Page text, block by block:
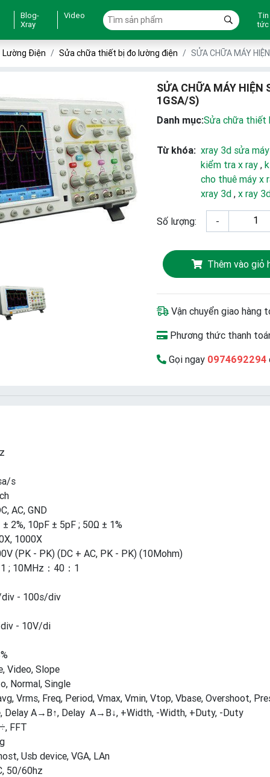
Blog-
Xray
Video
Tin
tức
Điện Sửa chữa thiết bị đo lường điện SỬA CHỮA MÁY
SỬA CHỮA MÁY HIỆN
1GSA/S)
Danh mục:Sửa chữa thiết
Từ khóa: xray 3d sửa
kiểm tra x ray,
cho thuê máy x
xray 3d, x ray
Số lượng: -
Thêm vào giỏ
Vận chuyển giao hàng
Phương thức thanh
Gọi ngay 0974692294
s
AC, GND
2%, 10pF ± 5pF ; 50Ω ± 1%
1000X
(PK - PK) (DC + AC, PK - PK) (10Mohm)
; 10MHz：40：1
div - 100s/div
- 10V/di
Video, Slope
Normal, Single
Vrms, Freq, Period, Vmax, Vmin, Vtop, Vbase, Overshoot,
Delay A→B↑, Delay A→B↓, +Width, -Width, +Duty, -Duty
FFT
Usb device, VGA, LAn
50/60hz